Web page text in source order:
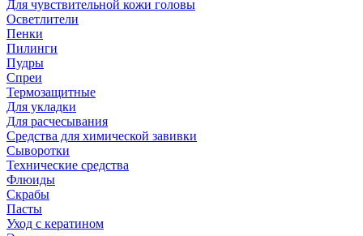
Для чувствительной кожи головы
Осветлители
Пенки
Пилинги
Пудры
Спреи
Термозащитные
Для укладки
Для расчесывания
Средства для химической завивки
Сыворотки
Технические средства
Флюиды
Скрабы
Пасты
Уход с кератином